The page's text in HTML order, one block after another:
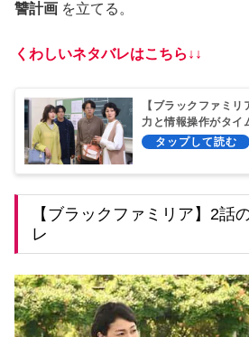
讐計画 を立てる。
くわしいネタバレはこちら↓↓
【ブラックファミ
力と情報操作がタイ
登場！
【ブラックファミリア】2話
レ